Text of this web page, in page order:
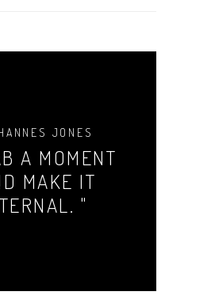
JONES
A MOMENT
MAKE IT
"